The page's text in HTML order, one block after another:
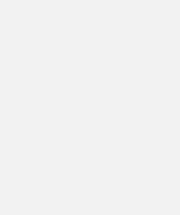
der Bundesregierung
eröffnen sich